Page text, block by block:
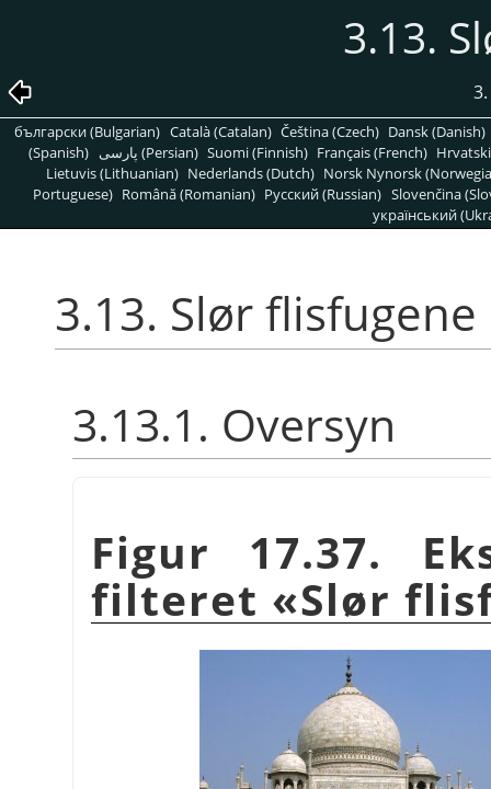
3.13.
български (Bulgarian) Català (Catalan) Čeština (Czech) Dansk (Danish)
(Spanish)
پارسی (Persian) Suomi (Finnish) Français (French)
Lietuvis (Lithuanian) Nederlands (Dutch) Norsk Nynorsk
Portuguese) Română (Romanian) Pусский (Russian) Slovenčina
український
3.13. Slør flisfugene
3.13.1. Oversyn
Figur 17.37.
filteret «Slør